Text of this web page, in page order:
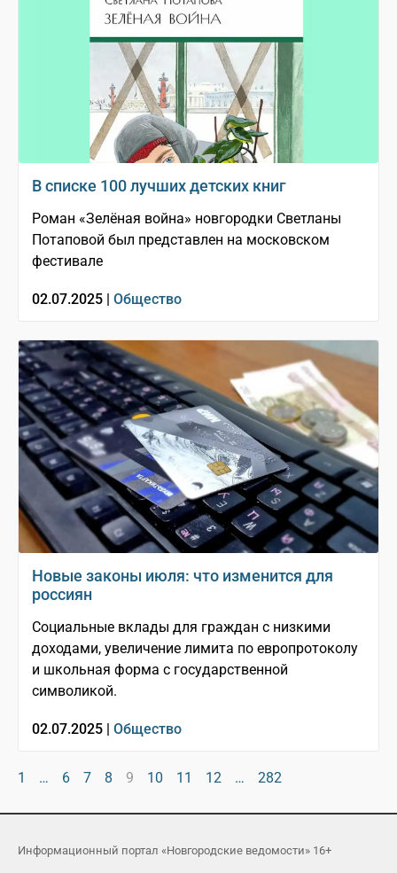
В списке 100 лучших детских книг
Роман «Зелёная война» новгородки Светланы
Потаповой был представлен на московском
фестивале
02.07.2025 | Общество
Новые законы июля: что изменится для
россиян
Социальные вклады для граждан с низкими
доходами, увеличение лимита по европротоколу
и школьная форма с государственной
символикой.
02.07.2025 | Общество
1 … 6 7 8 9 10 11 12 … 282
Информационный портал «Новгородские ведомости» 16+